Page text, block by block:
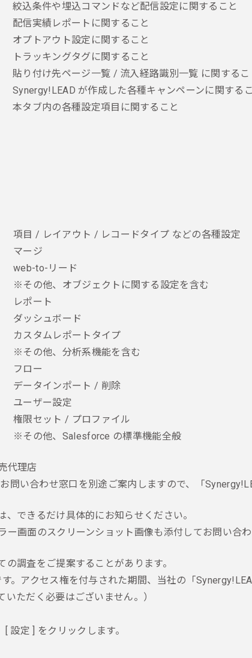
絞込条件や埋込コマンドなど配信設定に関すること
配信実績レポートに関すること
オプトアウト設定に関すること
トラッキングタグに関すること
貼り付け先ページ一覧 / 流入経路識別一覧 に関するこ
Synergy!LEAD が作成した各種キャンペーンに関する
本タブ内の各種設定項目に関すること
項目 / レイアウト / レコードタイプ などの各種設定
マージ
web-to-リード
※その他、オブジェクトに関する設定を含む
レポート
ダッシュボード
カスタムレポートタイプ
※その他、分析系機能を含む
フロー
データインポート / 削除
ユーザー設定
権限セット / プロファイル
※その他、Salesforce の標準機能全般
代理店
い合わせ窓口を別途ご案内しますので、「
できるだけ具体的にお知らせください。
画面のスクリーンショット画像も添付してお問い合
調査をご提案することがあります。
。アクセス権を付与された期間、当社の「
ただく必要はございません。）
設定 ] をクリックします。